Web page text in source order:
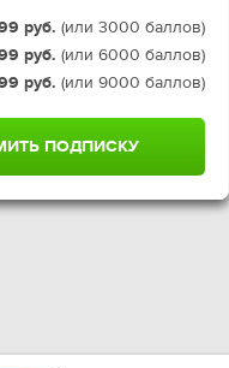
руб. (или 3000 баллов)
руб. (или 6000 баллов)
руб. (или 9000 баллов)
ПОДПИСКУ